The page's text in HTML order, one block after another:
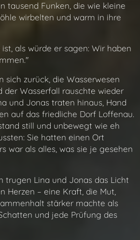
tausend Funken, die wie kleine
wirbelten und warm in ihre
als würde er sagen: Wir haben
sich zurück, die Wasserwesen
der Wasserfall rauschte wieder
und Jonas traten hinaus, Hand
auf das friedliche Dorf Loffenau.
still und unbewegt wie eh
Sie hatten einen Ort
war als alles, was sie je gesehen
trugen Lina und Jonas das Licht
Herzen – eine Kraft, die Mut,
stärker machte als
und jede Prüfung des